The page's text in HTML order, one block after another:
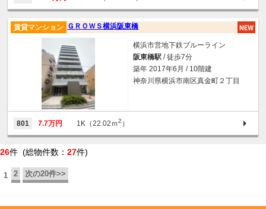
ＧＲＯＷＳ横浜阪東橋
賃貸マンション
横浜市営地下鉄ブルーライン
阪東橋駅 / 徒歩7分
築年 2017年6月 / 10階建
神奈川県横浜市南区真金町２丁目
801 7.7万円 1K（22.02ｍ2 ）
26件 (総物件数： 27件)
1 2 次の20件>>